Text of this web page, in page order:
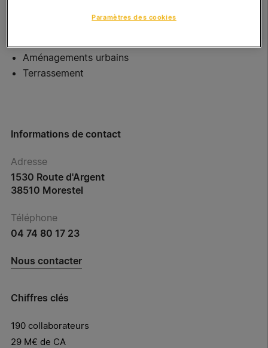
Aménagements urbains
Terrassement
Informations de contact
Adresse
1530 Route d'Argent
38510 Morestel
Téléphone
04 74 80 17 23
Nous contacter
Chiffres clés
190 collaborateurs
29 M€ de CA
Paramètres des cookies